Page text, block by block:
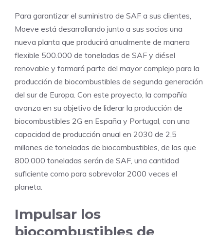
Para garantizar el suministro de SAF a sus clientes,
Moeve está desarrollando junto a sus socios una
nueva planta que producirá anualmente de manera
flexible 500.000 de toneladas de SAF y diésel
renovable y formará parte del mayor complejo para la
producción de biocombustibles de segunda generación
del sur de Europa. Con este proyecto, la compañía
avanza en su objetivo de liderar la producción de
biocombustibles 2G en España y Portugal, con una
capacidad de producción anual en 2030 de 2,5
millones de toneladas de biocombustibles, de las que
800.000 toneladas serán de SAF, una cantidad
suficiente como para sobrevolar 2000 veces el
planeta.
Impulsar los